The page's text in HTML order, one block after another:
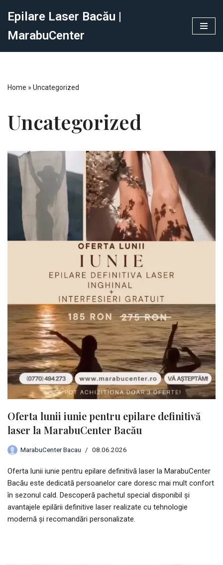
la
conținut
Epilare Laser Bacău |
MarabuCenter
Home » Uncategorized
Uncategorized
Oferta lunii iunie pentru epilare definitivă
laser la MarabuCenter Bacău
MarabuCenter Bacau 08.06.2026
Oferta lunii iunie pentru epilare definitivă laser la MarabuCenter
Bacău este dedicată persoanelor care doresc mai mult confort
în sezonul cald. Descoperă pachetul special disponibil și
avantajele epilării definitive laser realizate cu tehnologie
modernă și recomandări personalizate.